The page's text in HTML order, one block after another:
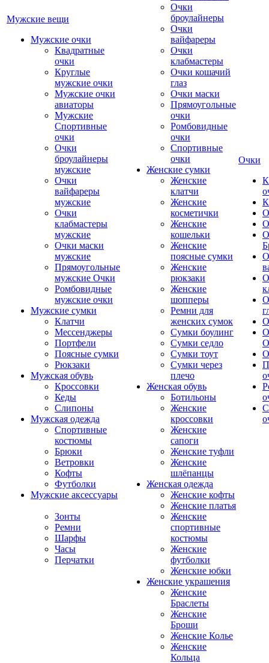
Мужские вещи
Мужские очки
Квадратные
очки
Круглые
мужские очки
Мужские очки
авиаторы
Мужские
Спортивные
очки
Очки
броулайнеры
мужские
Очки
вайфареры
мужские
Очки
клабмастеры
мужские
Очки маски
мужские
Прямоугольные
мужские Очки
Ромбовидные
мужские очки
Мужские сумки
Клатчи
Мессенджеры
Портфели
Поясные сумки
Рюкзаки
Мужская обувь
Кроссовки
Кеды
Слипоны
Мужская одежда
Спортивные
костюмы
Брюки
Ветровки
Кофты
Футболки
Мужские аксессуары
Зонты
Ремни
Шарфы
Часы
Перчатки
Очки
броулайнеры
Очки
вайфареры
Очки
клабмастеры
Очки кошачий
глаз
Очки маски
Прямоугольные
очки
Ромбовидные
очки
Спортивные
очки
Женские сумки
Женские
клатчи
Женские
косметички
Женские
кошельки
Женские
поясные сумки
Женские
рюкзаки
Женские
шопперы
Ремни для
женских сумок
Сумки боулинг
Сумки седло
Сумки тоут
Сумки через
плечо
Женская обувь
Ботильоны
Женские
кроссовки
Женские
сапоги
Женские туфли
Женские
шлёпанцы
Женская одежда
Женские кофты
Женские платья
Женские
спортивные
костюмы
Женские
футболки
Женские юбки
Женские украшения
Женские
Браслеты
Женские
Броши
Женские Колье
Женские
Кольца
Очки